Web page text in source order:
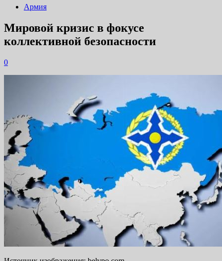
Армия
Мировой кризис в фокусе
коллективной безопасности
0